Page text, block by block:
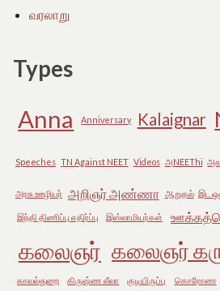
வரலாறு
Types
Anna Anniversary Kalaignar
Speeches TN Against NEET Videos அNEEThi
அரசு ஊழியர் அறிஞர் அண்ணா ஆறுதல் இட
இந்தி திணிப்பு எதிர்ப்பு இஸ்லாமியர்கள்
கலைஞர் கலைஞர்
காவல்துறை கிருஷ்ண லீலா குடியிருப்பு கொரோனா